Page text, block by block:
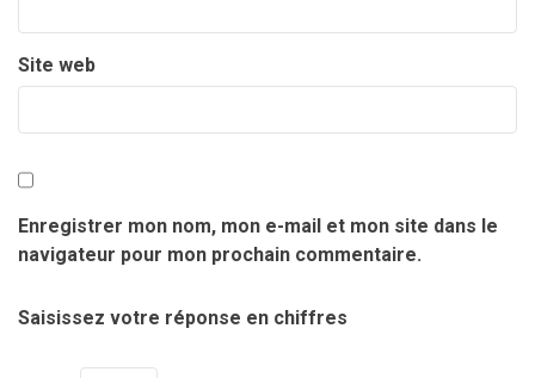
Site web
Enregistrer mon nom, mon e-mail et mon site dans le
navigateur pour mon prochain commentaire.
Saisissez votre réponse en chiffres